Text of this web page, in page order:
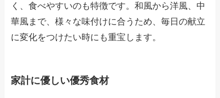
く、食べやすいのも特徴です。和風から洋風、中
華風まで、様々な味付けに合うため、毎日の献立
に変化をつけたい時にも重宝します。
家計に優しい優秀食材